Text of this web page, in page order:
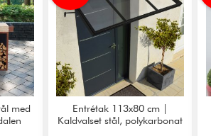
med
Entrétak 113x80 cm |
Kaldvalset stål, polykarbonat